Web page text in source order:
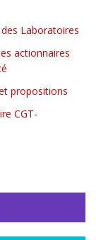
Laboratoires
actionnaires
propositions
CGT-